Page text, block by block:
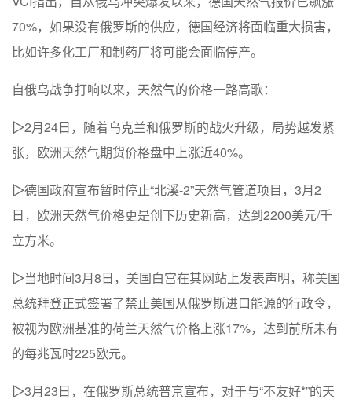
70%，如果没有俄罗斯的供应，德国经济将面临重大损害，
比如许多化工厂和制药厂将可能会面临停产。
自俄乌战争打响以来，天然气的价格一路高歌：
▷2月24日，随着乌克兰和俄罗斯的战火升级，局势越发紧
张，欧洲天然气期货价格盘中上涨近40%。
▷德国政府宣布暂时停止“北溪-2”天然气管道项目，3月2
日，欧洲天然气价格更是创下历史新高，达到2200美元/千
立方米。
▷当地时间3月8日，美国白宫在其网站上发表声明，称美国
总统拜登正式签署了禁止美国从俄罗斯进口能源的行政令，
被视为欧洲基准的荷兰天然气价格上涨17%，达到前所未有
的每兆瓦时225欧元。
▷3月23日，在俄罗斯总统普京宣布，对于与“不友好*”的天